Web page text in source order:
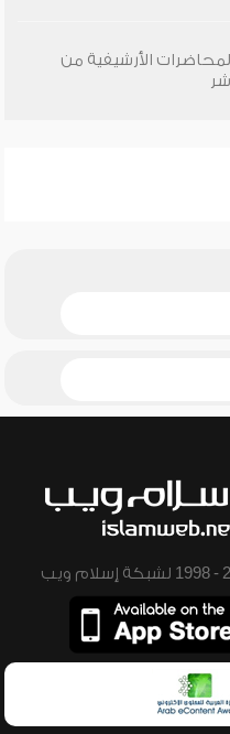
الأرشيفية من